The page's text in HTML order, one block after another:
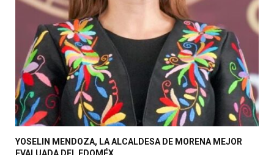
YOSELIN MENDOZA, LA ALCALDESA DE MORENA MEJOR